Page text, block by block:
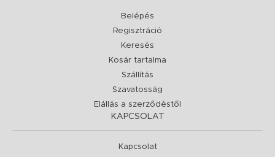
Belépés
Regisztráció
Keresés
Kosár tartalma
Szállítás
Szavatosság
Elállás a szerződéstől
KAPCSOLAT
Kapcsolat